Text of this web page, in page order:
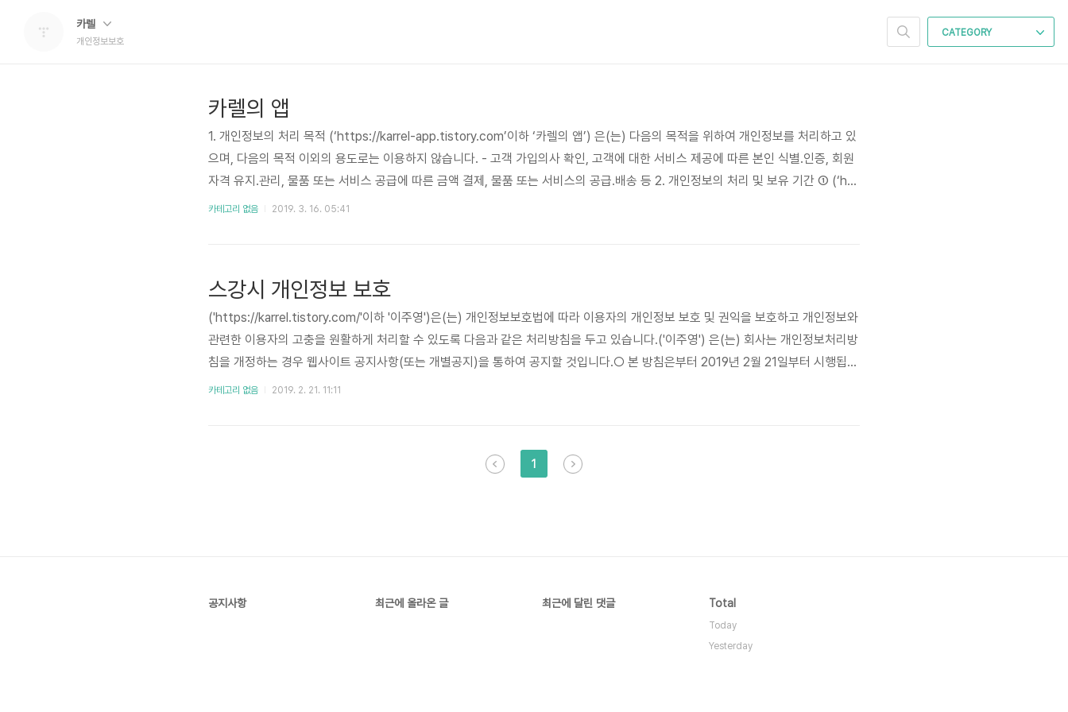
카렐
개인정보보호
CATEGORY
카렐의 앱
1. 개인정보의 처리 목적 (‘https://karrel-app.tistory.com’이하 ‘카렐의 앱’) 은(는) 다음의 목적을 위하여 개인정보를 처리하고 있
으며, 다음의 목적 이외의 용도로는 이용하지 않습니다. - 고객 가입의사 확인, 고객에 대한 서비스 제공에 따른 본인 식별.인증, 회원
자격 유지.관리, 물품 또는 서비스 공급에 따른 금액 결제, 물품 또는 서비스의 공급.배송 등 2. 개인정보의 처리 및 보유 기간 ① (‘htt
ps://karrel-app.tistory.com’이하 ‘카렐의 앱’) 은(는) 정보주체로부터 개인정보를 수집할 때 동의 받은 개인정보 보유․이용기간 또
카테고리 없음 2019. 3. 16. 05:41
스강시 개인정보 보호
('https://karrel.tistory.com/'이하 '이주영')은(는) 개인정보보호법에 따라 이용자의 개인정보 보호 및 권익을 보호하고 개인정보와
관련한 이용자의 고충을 원활하게 처리할 수 있도록 다음과 같은 처리방침을 두고 있습니다.('이주영') 은(는) 회사는 개인정보처리방
침을 개정하는 경우 웹사이트 공지사항(또는 개별공지)을 통하여 공지할 것입니다.○ 본 방침은부터 2019년 2월 21일부터 시행됩니
다. 1. 개인정보의 처리 목적 ('https://karrel.tistory.com/'이하 '이주영')은(는) 개인정보를 다음의 목적을 위해 처리합니다. 처리한
카테고리 없음 2019. 2. 21. 11:11
1
공지사항 최근에 올라온 글 최근에 달린 댓글 Total
Today
Yesterday